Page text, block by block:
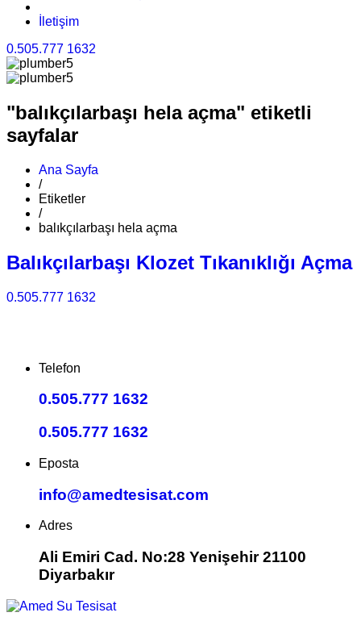
İletişim
0.505.777 1632
"balıkçılarbaşı hela açma" etiketli
sayfalar
Ana Sayfa
/
Etiketler
/
balıkçılarbaşı hela açma
Balıkçılarbaşı Klozet Tıkanıklığı Açma
0.505.777 1632
Telefon
0.505.777 1632
0.505.777 1632
Eposta
info@amedtesisat.com
Adres
Ali Emiri Cad. No:28 Yenişehir 21100
Diyarbakır